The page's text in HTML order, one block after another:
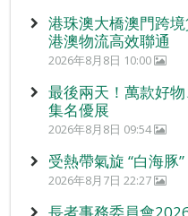
港珠澳大橋澳門跨
港澳物流高效聯通
2026年8月8日 10:00
最後兩天！萬款好
集名優展
2026年8月8日 09:54
受熱帶氣旋 “白海
2026年8月7日 22:27